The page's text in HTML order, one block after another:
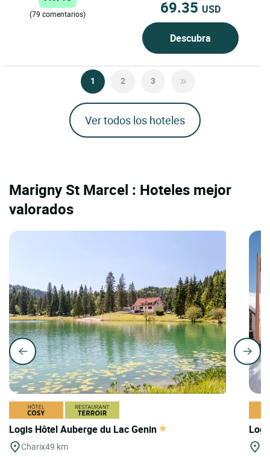
(79 comentarios) 69.35 USD
Descubra
1 2 3
Ver todos los hoteles
Marigny St Marcel : Hoteles mejor
valorados
Logis Hôtel Auberge du Lac Genin
Charix49 km